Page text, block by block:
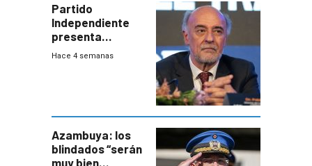
Partido
Independiente
presenta
demanda civil
Hace 4 semanas
Azambuya: los
blindados “serán
muy bien